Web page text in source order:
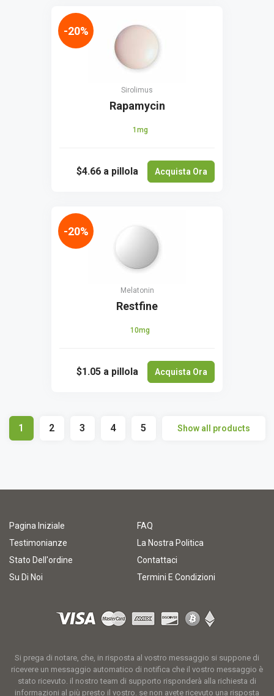
Sirolimus
Rapamycin
1mg
$4.66 a pillola Acquista Ora
-20%
Melatonin
Restfine
10mg
$1.05 a pillola Acquista Ora
-20%
1 2 3 4 5 Show all products
Pagina Iniziale
FAQ
Testimonianze
La Nostra Politica
Stato Dell'ordine
Contattaci
Su Di Noi
Termini E Condizioni
Si prega di notare, che, in risposta al vostro messaggio si suppone di
ricevere un messaggio automatico di notifica che il vostro messaggio è
stato ricevuto. il nostro team di supporto risponderà alla richiesta di
informazioni al più presto il vostro. se non avete ricevuto una risposta